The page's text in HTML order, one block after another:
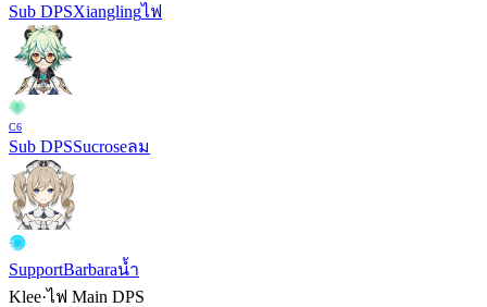
Sub DPSXianglingไฟ
C6
Sub DPSSucroseลม
SupportBarbaraน้ำ
Klee·ไฟ Main DPS